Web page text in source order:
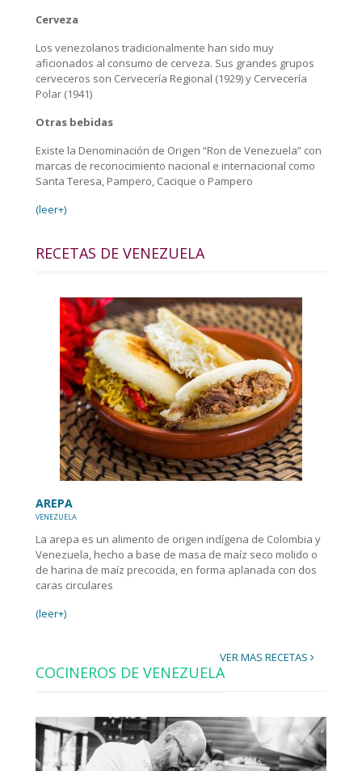
Cerveza
Los venezolanos tradicionalmente han sido muy
aficionados al consumo de cerveza. Sus grandes grupos
cerveceros son Cervecería Regional (1929) y Cervecería
Polar (1941)
Otras bebidas
Existe la Denominación de Origen “Ron de Venezuela” con
marcas de reconocimiento nacional e internacional como
Santa Teresa, Pampero, Cacique o Pampero
(leer+)
RECETAS DE VENEZUELA
AREPA
VENEZUELA
La arepa es un alimento de origen indígena de Colombia y
Venezuela, hecho a base de masa de maíz seco molido o
de harina de maíz precocida, en forma aplanada con dos
caras circulares
(leer+)
VER MAS RECETAS
COCINEROS DE VENEZUELA